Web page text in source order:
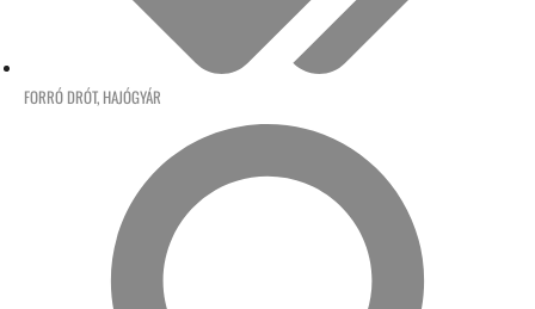
FORRÓ DRÓT, HAJÓGYÁR